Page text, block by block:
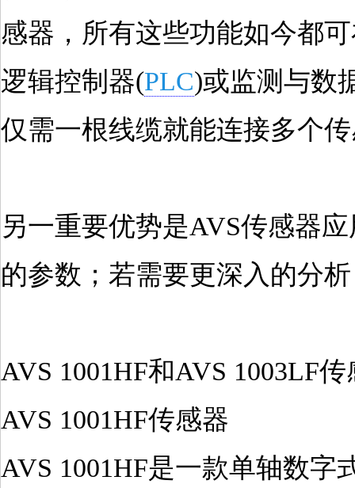
感器，所有这些功能如今都
逻辑控制器(PLC)或监测与数
仅需一根线缆就能连接多个
另一重要优势是AVS传感器
的参数；若需要更深入的分
AVS 1001HF和AVS 1003LF
AVS 1001HF传感器
AVS 1001HF是一款单轴数